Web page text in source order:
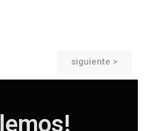
siguiente >